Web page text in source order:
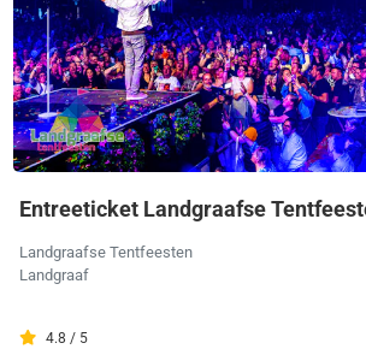
Entreeticket Landgraafse
Landgraafse Tentfeesten
Landgraaf
4.8 / 5